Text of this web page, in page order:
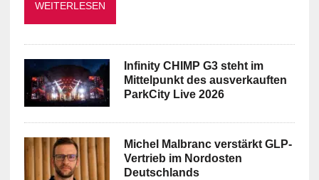
WEITERLESEN
Infinity CHIMP G3 steht im
Mittelpunkt des ausverkauften
ParkCity Live 2026
Michel Malbranc verstärkt GLP-
Vertrieb im Nordosten
Deutschlands